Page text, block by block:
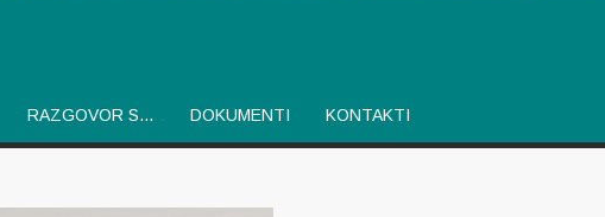
RAZGOVOR S… DOKUMENTI KONTAKTI